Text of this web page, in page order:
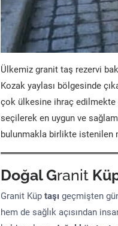
Ülkemiz granit taş rezervi
Kozak yaylası bölgesinde
çok ülkesine ihraç edilmekte
seçilerek en uygun ve sağlam
bulunmakla birlikte istenilen
Doğal Granit
Granit Küp taşı geçmişten
hem de sağlık açısından